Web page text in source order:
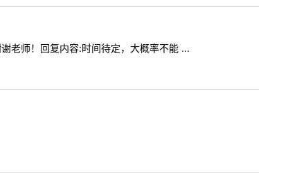
老师！回复内容:时间待定，大概率不能 ...